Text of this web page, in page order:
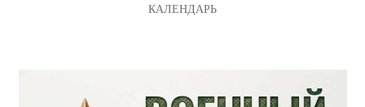
КАЛЕНДАРЬ